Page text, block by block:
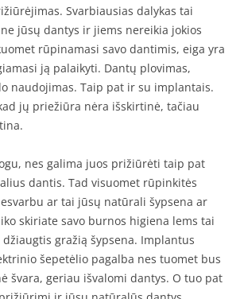
Svarbiausias dalykas tai
jūsų dantys ir jiems nereikia jokios
rūpinamasi savo dantimis, eiga yra
ją palaikyti. Dantų plovimas,
naudojimas. Taip pat ir su implantais.
jų priežiūra nėra išskirtinė, tačiau
nes galima juos prižiūrėti taip pat
dantis. Tad visuomet rūpinkitės
ar tai jūsų natūrali šypsena ar
skiriate savo burnos higiena lems tai
džiaugtis gražią šypsena. Implantus
šepetėlio pagalba nes tuomet bus
švara, geriau išvalomi dantys. O tuo pat